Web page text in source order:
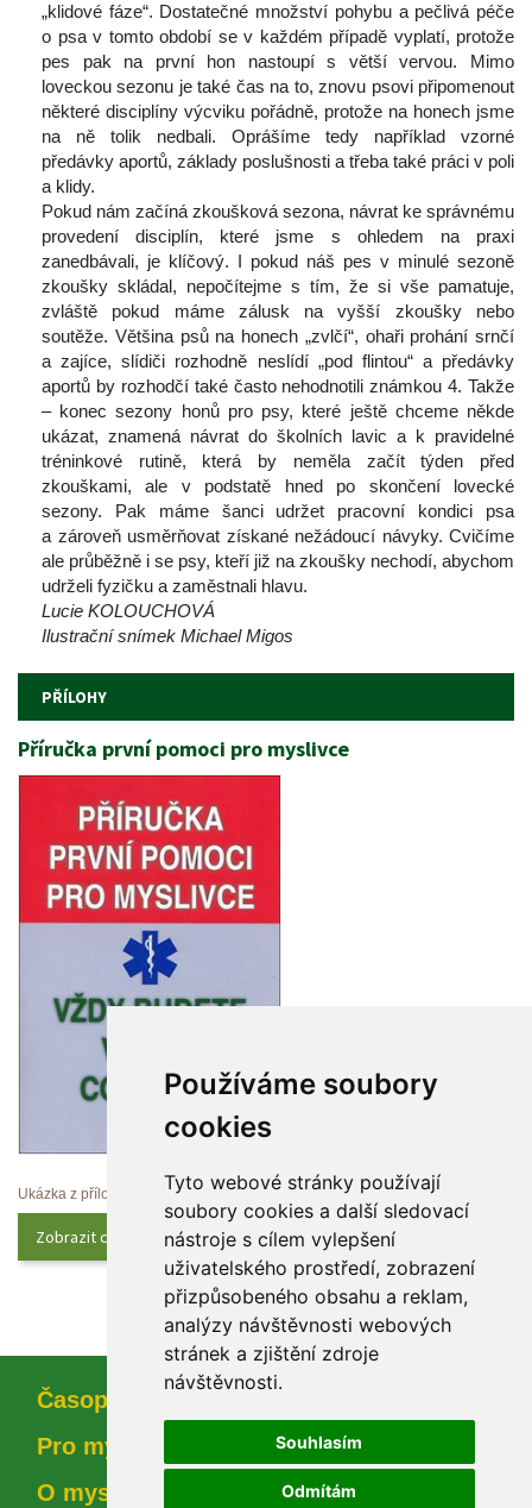
Používáme soubory
cookie
Tyto webové stránky používají
oubory cookies a další sledovací
nástroje s cílem vylepšení
uživatelského prostředí, zobrazení
přizpůsobeného obsahu a reklam,
analýzy návštěvnosti webových
tránek a zjištění zdroje
návštěvnosti.
Souhlasím
Odmítám
„klidové fáze“. Dostatečné množství pohybu a pečlivá péče
o psa v tomto období se v každém případě vyplatí, protože
pes pak na první hon nastoupí s větší vervou. Mimo
loveckou sezonu je také čas na to, znovu psovi připomenout
některé disciplíny výcviku pořádně, protože na honech jsme
na ně tolik nedbali. Oprášíme tedy například vzorné
předávky aportů, základy poslušnosti a třeba také práci v poli
a klidy.
Pokud nám začíná zkoušková sezona, návrat ke správnému
provedení disciplín, které jsme s ohledem na praxi
zanedbávali, je klíčový. I pokud náš pes v minulé sezoně
zkoušky skládal, nepočítejme s tím, že si vše pamatuje,
zvláště pokud máme zálusk na vyšší zkoušky nebo
outěže. Většina psů na honech „zvlčí“, ohaři prohání srnčí
a zajíce, slídiči rozhodně neslídí „pod flintou“ a předávky
aportů by rozhodčí také často nehodnotili známkou 4. Takže
– konec sezony honů pro psy, které ještě chceme někde
ukázat, znamená návrat do školních lavic a k pravidelné
tréninkové rutině, která by neměla začít týden před
zkouškami, ale v podstatě hned po skončení lovecké
ezony. Pak máme šanci udržet pracovní kondici psa
a zároveň usměrňovat získané nežádoucí návyky. Cvičíme
ale průběžně i se psy, kteří již na zkoušky nechodí, abychom
udrželi fyzičku a zaměstnali hlavu.
Lucie KOLOUCHOVÁ
Ilustrační snímek Michael Migo
PŘÍLOHY
Příručka první pomoci pro myslivce
Ukázka z přílohy
Zobrazit celý obsah
Časopi
Pro myslivce
O myslivosti